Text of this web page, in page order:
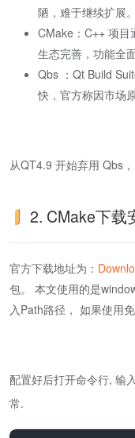
陋，难于继续扩展。
CMake：C++ 项目
生态完善，功能全面
Qbs ：Qt Build
快，官方称因市场
从QT4.9 开始弃用 Qbs
2. CMake下载
官方下载地址为：
包。 本文使用的是
入Path路径， 如果使用
配置好后打开命令行, 输
常.